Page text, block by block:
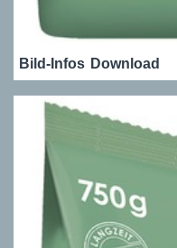
Bild-Infos Download